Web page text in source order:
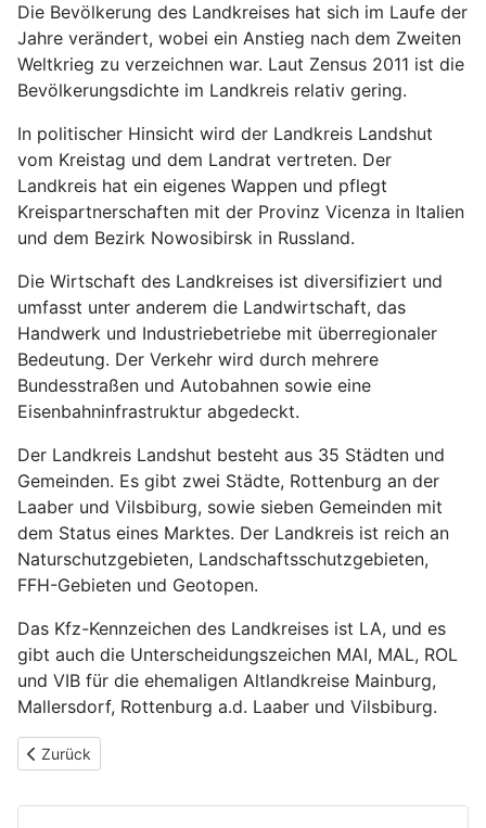
Die Bevölkerung des Landkreises hat sich im Laufe der
Jahre verändert, wobei ein Anstieg nach dem Zweiten
Weltkrieg zu verzeichnen war. Laut Zensus 2011 ist die
Bevölkerungsdichte im Landkreis relativ gering.
In politischer Hinsicht wird der Landkreis Landshut
vom Kreistag und dem Landrat vertreten. Der
Landkreis hat ein eigenes Wappen und pflegt
Kreispartnerschaften mit der Provinz Vicenza in Italien
und dem Bezirk Nowosibirsk in Russland.
Die Wirtschaft des Landkreises ist diversifiziert und
umfasst unter anderem die Landwirtschaft, das
Handwerk und Industriebetriebe mit überregionaler
Bedeutung. Der Verkehr wird durch mehrere
Bundesstraßen und Autobahnen sowie eine
Eisenbahninfrastruktur abgedeckt.
Der Landkreis Landshut besteht aus 35 Städten und
Gemeinden. Es gibt zwei Städte, Rottenburg an der
Laaber und Vilsbiburg, sowie sieben Gemeinden mit
dem Status eines Marktes. Der Landkreis ist reich an
Naturschutzgebieten, Landschaftsschutzgebieten,
FFH-Gebieten und Geotopen.
Das Kfz-Kennzeichen des Landkreises ist LA, und es
gibt auch die Unterscheidungszeichen MAI, MAL, ROL
und VIB für die ehemaligen Altlandkreise Mainburg,
Mallersdorf, Rottenburg a.d. Laaber und Vilsbiburg.
Vorheriger Beitrag: Tiefenbach – Historisches Juwel im Isartal
Zurück